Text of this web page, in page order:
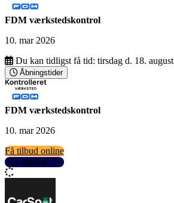
FDM værkstedskontrol
10. mar 2026
Du kan tidligst få tid: tirsdag d. 18. august
Åbningstider
FDM værkstedskontrol
10. mar 2026
Få tilbud online
Se detaljer